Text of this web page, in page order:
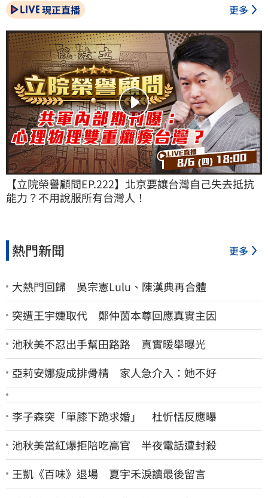
現正直播 更多
【立院榮譽顧問EP.222】北京要讓台灣自己失去抵抗
能力？不用說服所有台灣人！
熱門新聞 更多
大熱門回歸 吳宗憲Lulu、陳漢典再合體
突遭王宇婕取代 鄭仲茵本尊回應真實主因
池秋美不忍出手幫田路路 真實暖舉曝光
亞莉安娜瘦成排骨精 家人急介入：她不好
李子森突「單膝下跪求婚」 杜忻恬反應曝
池秋美當紅爆拒陪吃高官 半夜電話遭封殺
王凱《百味》退場 夏宇禾淚讀最後留言